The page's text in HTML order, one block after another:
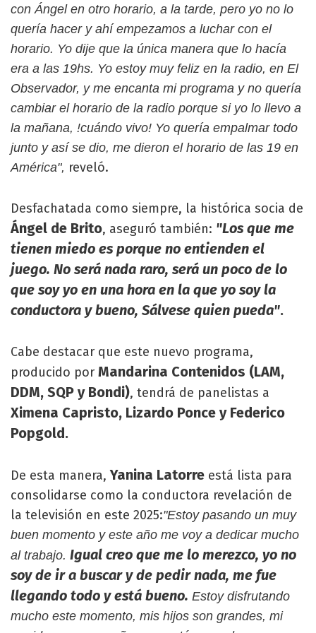
con Ángel en otro horario, a la tarde, pero yo no lo
quería hacer y ahí empezamos a luchar con el
horario. Yo dije que la única manera que lo hacía
era a las 19hs. Yo estoy muy feliz en la radio, en El
Observador, y me encanta mi programa y no quería
cambiar el horario de la radio porque si yo lo llevo a
la mañana, !cuándo vivo! Yo quería empalmar todo
junto y así se dio, me dieron el horario de las 19 en
América", reveló.
Desfachatada como siempre, la histórica socia de
Ángel de Brito, aseguró también: "Los que me
tienen miedo es porque no entienden el
juego. No será nada raro, será un poco de lo
que soy yo en una hora en la que yo soy la
conductora y bueno, Sálvese quien pueda".
Cabe destacar que este nuevo programa,
producido por Mandarina Contenidos (LAM,
DDM, SQP y Bondi), tendrá de panelistas a
Ximena Capristo, Lizardo Ponce y Federico
Popgold.
De esta manera,Yanina Latorre está lista para
consolidarse como la conductora revelación de
la televisión en este 2025:"Estoy pasando un muy
buen momento y este año me voy a dedicar mucho
al trabajo. Igual creo que me lo merezco, yo no
soy de ir a buscar y de pedir nada, me fue
llegando todo y está bueno. Estoy disfrutando
mucho este momento, mis hijos son grandes, mi